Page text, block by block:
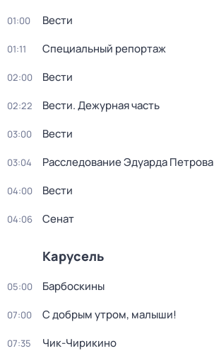
01:00 Вести
01:11 Специальный репортаж
02:00 Вести
02:22 Вести. Дежурная часть
03:00 Вести
03:04 Расследование Эдуарда Петрова
04:00 Вести
04:06 Сенат
Карусель
05:00 Барбоскины
07:00 С добрым утром, малыши!
07:35 Чик-Чирикино